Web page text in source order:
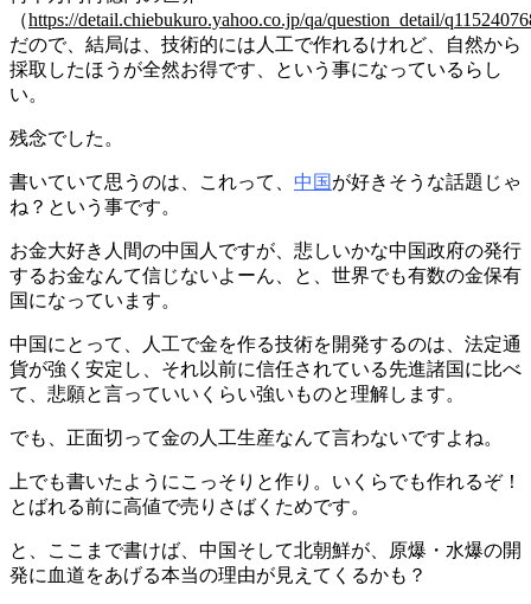
（https://detail.chiebukuro.yahoo.co.jp/qa/question_detail/
だので、結局は、技術的には人工で作れるけれど、自然から
採取したほうが全然お得です、という事になっているらし
い。
残念でした。
書いていて思うのは、これって、 中国 が好きそうな話題じゃ
ね？という事です。
お金大好き人間の中国人ですが、悲しいかな中国政府の発行
するお金なんて信じないよーん、と、世界でも有数の金保有
国になっています。
中国にとって、人工で金を作る技術を開発するのは、法定通
貨が強く安定し、それ以前に信任されている先進諸国に比べ
て、悲願と言っていいくらい強いものと理解します。
でも、正面切って金の人工生産なんて言わないですよね。
上でも書いたようにこっそりと作り。いくらでも作れるぞ！
とばれる前に高値で売りさばくためです。
と、ここまで書けば、中国そして北朝鮮が、原爆・水爆の開
発に血道をあげる本当の理由が見えてくるかも？